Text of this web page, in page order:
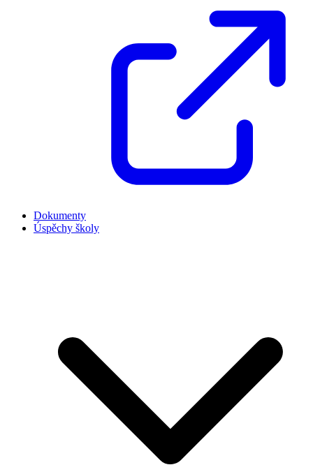
Dokumenty
Úspěchy školy